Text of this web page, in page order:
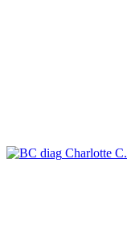
Charlotte C.